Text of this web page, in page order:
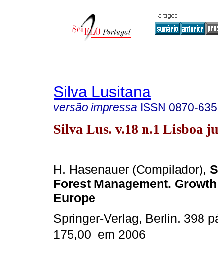
Silva Lusitana
versão impressa ISSN 0870-
Silva Lus. v.18 n.1 Lisboa
H. Hasenauer (Compilador),
Forest Management.
Europe
Springer-Verlag, Berlin. 398
175,00  em 2006